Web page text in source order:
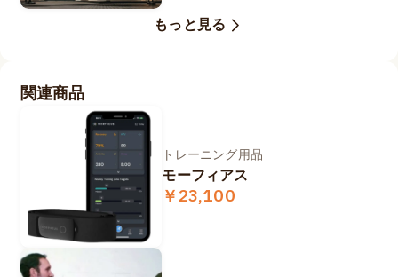
もっと見る
関連商品
トレーニング用品
モーフィアス
￥23,100